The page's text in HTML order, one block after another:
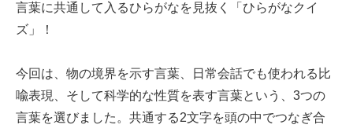
言葉に共通して入るひらがなを見抜く「ひらがなクイ
ズ」！
今回は、物の境界を示す言葉、日常会話でも使われる比
喩表現、そして科学的な性質を表す言葉という、3つの
言葉を選びました。共通する2文字を頭の中でつなぎ合